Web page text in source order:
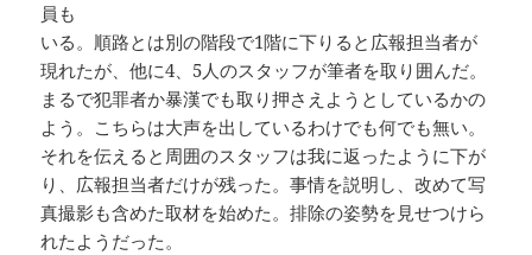
員も
いる。順路とは別の階段で1階に下りると広報担当者が
現れたが、他に4、5人のスタッフが筆者を取り囲んだ。
まるで犯罪者か暴漢でも取り押さえようとしているかの
よう。こちらは大声を出しているわけでも何でも無い。
それを伝えると周囲のスタッフは我に返ったように下が
り、広報担当者だけが残った。事情を説明し、改めて写
真撮影も含めた取材を始めた。排除の姿勢を見せつけら
れたようだった。